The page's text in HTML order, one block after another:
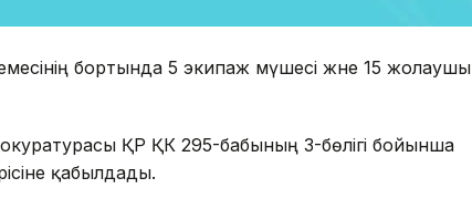
бортында 5 экипаж мүшесі және 15 жолаушы
ҚР ҚК 295-бабының 3-бөлігі бойынша
қабылдады.